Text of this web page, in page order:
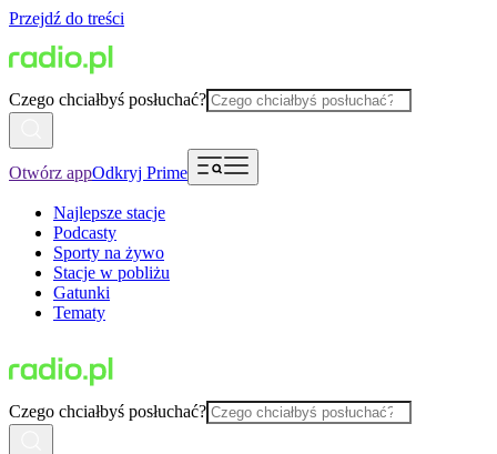
Przejdź do treści
Czego chciałbyś posłuchać?
Otwórz appOdkryj Prime
Najlepsze stacje
Podcasty
Sporty na żywo
Stacje w pobliżu
Gatunki
Tematy
Czego chciałbyś posłuchać?